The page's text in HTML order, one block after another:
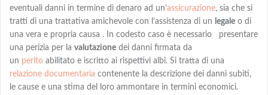
eventuali danni in termine di denaro ad un’assicurazione, sia che si
tratti di una trattativa amichevole con l’assistenza di un legale o di
una vera e propria causa . In codesto caso è necessario presentare
una perizia per la valutazione dei danni firmata da
un perito abilitato e iscritto ai rispettivi albi. Si tratta di una
relazione documentaria contenente la descrizione dei danni subiti,
le cause e una stima del loro ammontare in termini economici.